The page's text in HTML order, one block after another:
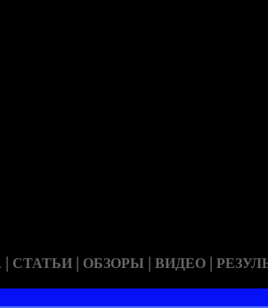
| СТАТЬИ | ОБЗОРЫ | ВИДЕО |